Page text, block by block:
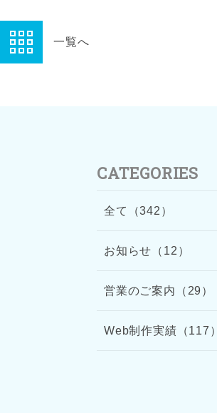
一覧へ
CATEGORIES
全て（342）
お知らせ（12）
営業のご案内（29）
Web制作実績（117）